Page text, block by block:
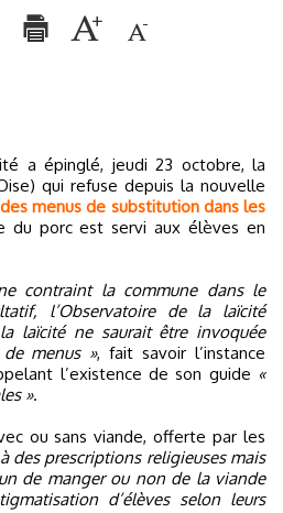
qui refuse depuis la nouvelle
menus de substitution dans les
du porc est servi aux élèves en
contraint la commune dans le
l’Observatoire de la laïcité
laïcité ne saurait être invoquée
menus », fait savoir l’instance
l’existence de son guide «
».
ou sans viande, offerte par les
des prescriptions religieuses mais
de manger ou non de la viande
d’élèves selon leurs